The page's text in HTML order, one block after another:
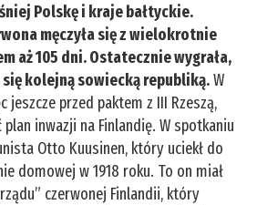
Polskę i kraje bałtyckie.
męczyła się z wielokrotnie
aż 105 dni. Ostatecznie wygrała,
kolejną sowiecką republiką.W
jeszcze przed paktem z III Rzeszą,
inwazji na Finlandię. W spotkaniu
Otto Kuusinen, który uciekł do
domowej w 1918 roku. To on miał
czerwonej Finlandii, który